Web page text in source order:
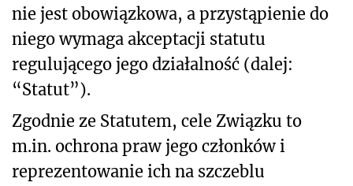
nie jest obowiązkowa, a przystąpienie do
niego wymaga akceptacji statutu
regulującego jego działalność (dalej:
“Statut”).
Zgodnie ze Statutem, cele Związku to
m.in. ochrona praw jego członków i
reprezentowanie ich na szczeblu